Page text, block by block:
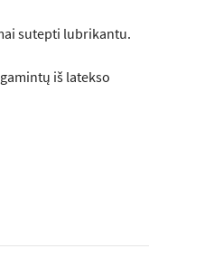
sutepti lubrikantu.
iš latekso